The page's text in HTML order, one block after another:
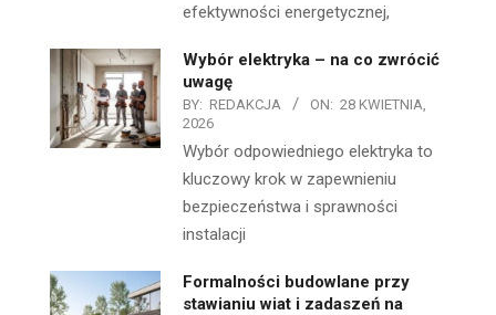
efektywności energetycznej,
Wybór elektryka – na co zwrócić
uwagę
BY: REDAKCJA ON: 28 KWIETNIA,
2026
Wybór odpowiedniego elektryka to
kluczowy krok w zapewnieniu
bezpieczeństwa i sprawności
instalacji
Formalności budowlane przy
stawianiu wiat i zadaszeń na